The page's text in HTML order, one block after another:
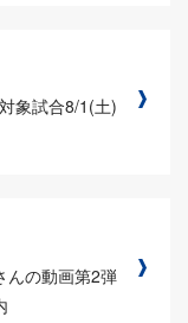
象試合8/1(土)
んの動画第2弾